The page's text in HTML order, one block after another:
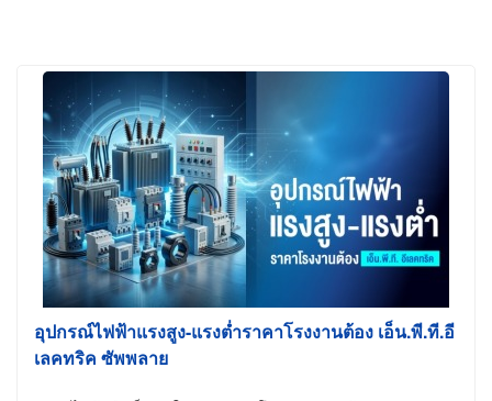
อุปกรณ์ไฟฟ้าแรงสูง-แรงต่ำราคาโรงงานต้อง เอ็น.พี.ที.อี
เลคทริค ซัพพลาย